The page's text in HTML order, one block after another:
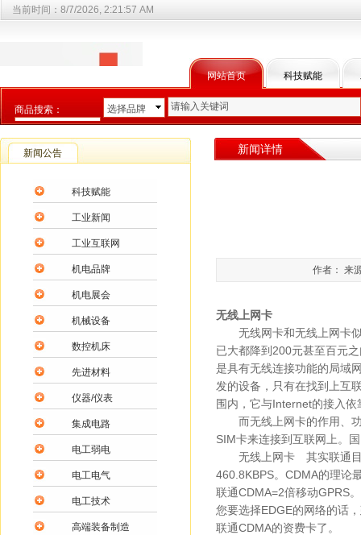
网站首页 科技赋能
当前时间： 8/7/2026, 2:21:57 AM
商品搜索：
选择商品分类
选择品牌
作者： 来
无线上网卡
无线网卡和无线上网卡似
已大都降到200元甚至百元
是具有无线连接功能的局域
发的设备，只有在找到上互
围内，它与Internet的接入
而无线上网卡的作用、功
SIM卡来连接到互联网上。
无线上网卡 其实联通目前
460.8KBPS。CDMA的理论
联通CDMA=2倍移动GPRS
您要选择EDGE的网络的话
联通CDMA的资费卡了。
新闻公告
科技赋能
工业新闻
工业互联网
机电品牌
机电展会
机械设备
数控机床
先进材料
仪器/仪表
集成电路
电工弱电
电工电气
电工技术
高端装备制造
新闻详情